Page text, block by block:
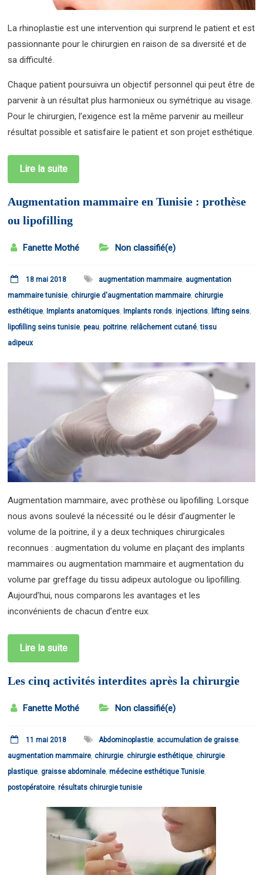
La rhinoplastie est une intervention qui surprend le patient et est
passionnante pour le chirurgien en raison de sa diversité et de
sa difficulté.
Chaque patient poursuivra un objectif personnel qui peut être de
parvenir à un résultat plus harmonieux ou symétrique au visage.
Pour le chirurgien, l’exigence est la même parvenir au meilleur
résultat possible et satisfaire le patient et son projet esthétique.
Lire la suite
Augmentation mammaire en Tunisie : prothèse
ou lipofilling
Fanette Mothé Non classifié(e)
18 mai 2018 augmentation mammaire, augmentation
mammaire tunisie,chirurgie d'augmentation mammaire,chirurgie
esthétique, Implants anatomiques, Implants ronds, injections, lifting seins,
lipofilling seins tunisie,peau,poitrine,relâchement cutané,tissu
adipeux
Augmentation mammaire, avec prothèse ou lipofilling. Lorsque
nous avons soulevé la nécessité ou le désir d’augmenter le
volume de la poitrine, il y a deux techniques chirurgicales
reconnues : augmentation du volume en plaçant des implants
mammaires ou augmentation mammaire et augmentation du
volume par greffage du tissu adipeux autologue ou lipofilling.
Aujourd’hui, nous comparons les avantages et les
inconvénients de chacun d’entre eux.
Lire la suite
Les cinq activités interdites après la chirurgie
Fanette Mothé Non classifié(e)
11 mai 2018 Abdominoplastie accumulation de graisse
augmentation mammaire ,chirurgie ,chirurgie esthétique ,chirurgie
plastique ,graisse abdominale ,médecine esthétique Tunisie
postopératoire ,résultats chirurgie tunisie